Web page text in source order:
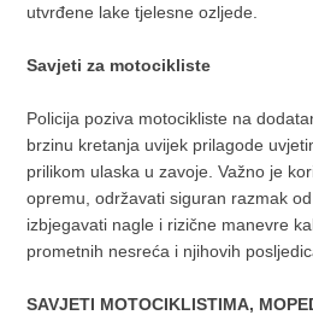
utvrđene lake tjelesne ozljede.
Savjeti za motocikliste
Policija poziva motocikliste na
brzinu kretanja uvijek prilagode
prilikom ulaska u zavoje. Važno je
opremu, održavati siguran razmak
izbjegavati nagle i rizične manevre
prometnih nesreća i njihovih
SAVJETI MOTOCIKLISTIMA,